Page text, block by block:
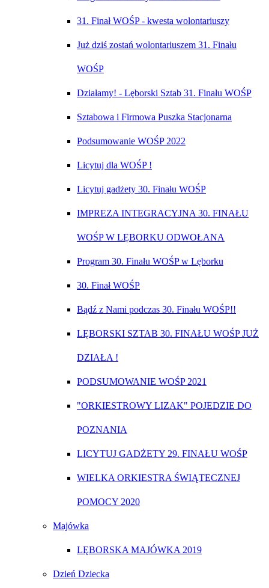
31. Finał WOŚP - kwesta wolontariuszy
Już dziś zostań wolontariuszem 31. Finału
WOŚP
Działamy! - Lęborski Sztab 31. Finału WOŚP
Sztabowa i Firmowa Puszka Stacjonarna
Podsumowanie WOŚP 2022
Licytuj dla WOŚP !
Licytuj gadżety 30. Finału WOŚP
IMPREZA INTEGRACYJNA 30. FINAŁU
WOŚP W LĘBORKU ODWOŁANA
Program 30. Finału WOŚP w Lęborku
30. Finał WOŚP
Bądź z Nami podczas 30. Finału WOŚP!!
LĘBORSKI SZTAB 30. FINAŁU WOŚP JUŻ
DZIAŁA !
PODSUMOWANIE WOŚP 2021
"ORKIESTROWY LIZAK" POJEDZIE DO
POZNANIA
LICYTUJ GADŻETY 29. FINAŁU WOŚP
WIELKA ORKIESTRA ŚWIĄTECZNEJ
POMOCY 2020
Majówka
LĘBORSKA MAJÓWKA 2019
Dzień Dziecka